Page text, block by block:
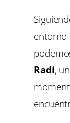
entorno
Radi,